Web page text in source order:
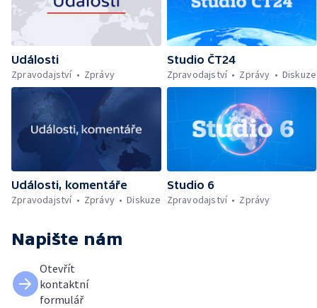
Události
Zpravodajství
Zprávy
Studio ČT24
Zpravodajství
Zprávy Diskuze
Události, komentáře
Zpravodajství
Zprávy Diskuze
Studio 6
Zpravodajství
Zprávy
Napište nám
Otevřít
kontaktní
formulář